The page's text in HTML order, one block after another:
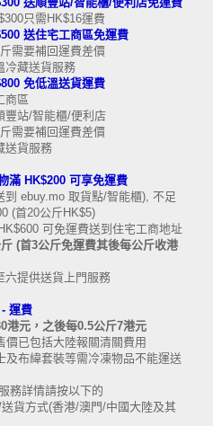
只需HK$16運費
送住宅工商區免運費
需要補回運費差價
冷藏送貨服務
免低溫送貨運費
商區
豐站/智能櫃/便利店
需要補回運費差價
送貨服務
滿 HK$200 可享免運費
到 ebuy.mo 取貨點/智能櫃), 不足
(首20公斤HK$5)
可免運費送到住宅工商地址
(首3公斤免運費其後每公斤收港
六提供送貨上門服務
運費
港元，之後每0.5公斤7港元
價已包括大陸報關清關費用
及布緯套裝等需冷凍物品不能運送
務詳情請按以下的
貨方式(香港/澳門/中國大陸及其